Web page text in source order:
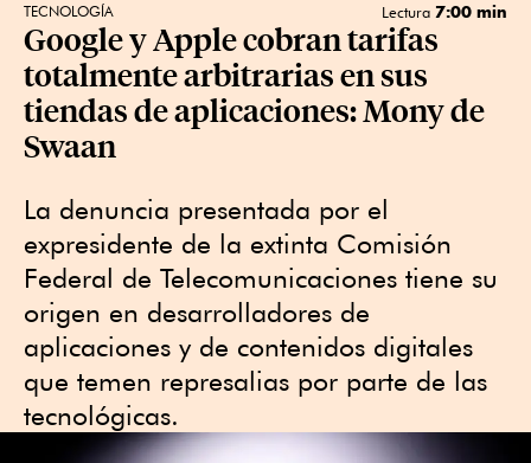
TECNOLOGÍA Lectura 7:00 min
Google y Apple cobran tarifas
totalmente arbitrarias en sus
tiendas de aplicaciones: Mony de
Swaan
La denuncia presentada por el
expresidente de la extinta Comisión
Federal de Telecomunicaciones tiene su
origen en desarrolladores de
aplicaciones y de contenidos digitales
que temen represalias por parte de las
tecnológicas.